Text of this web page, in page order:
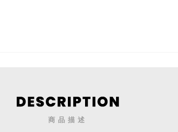
商品描述